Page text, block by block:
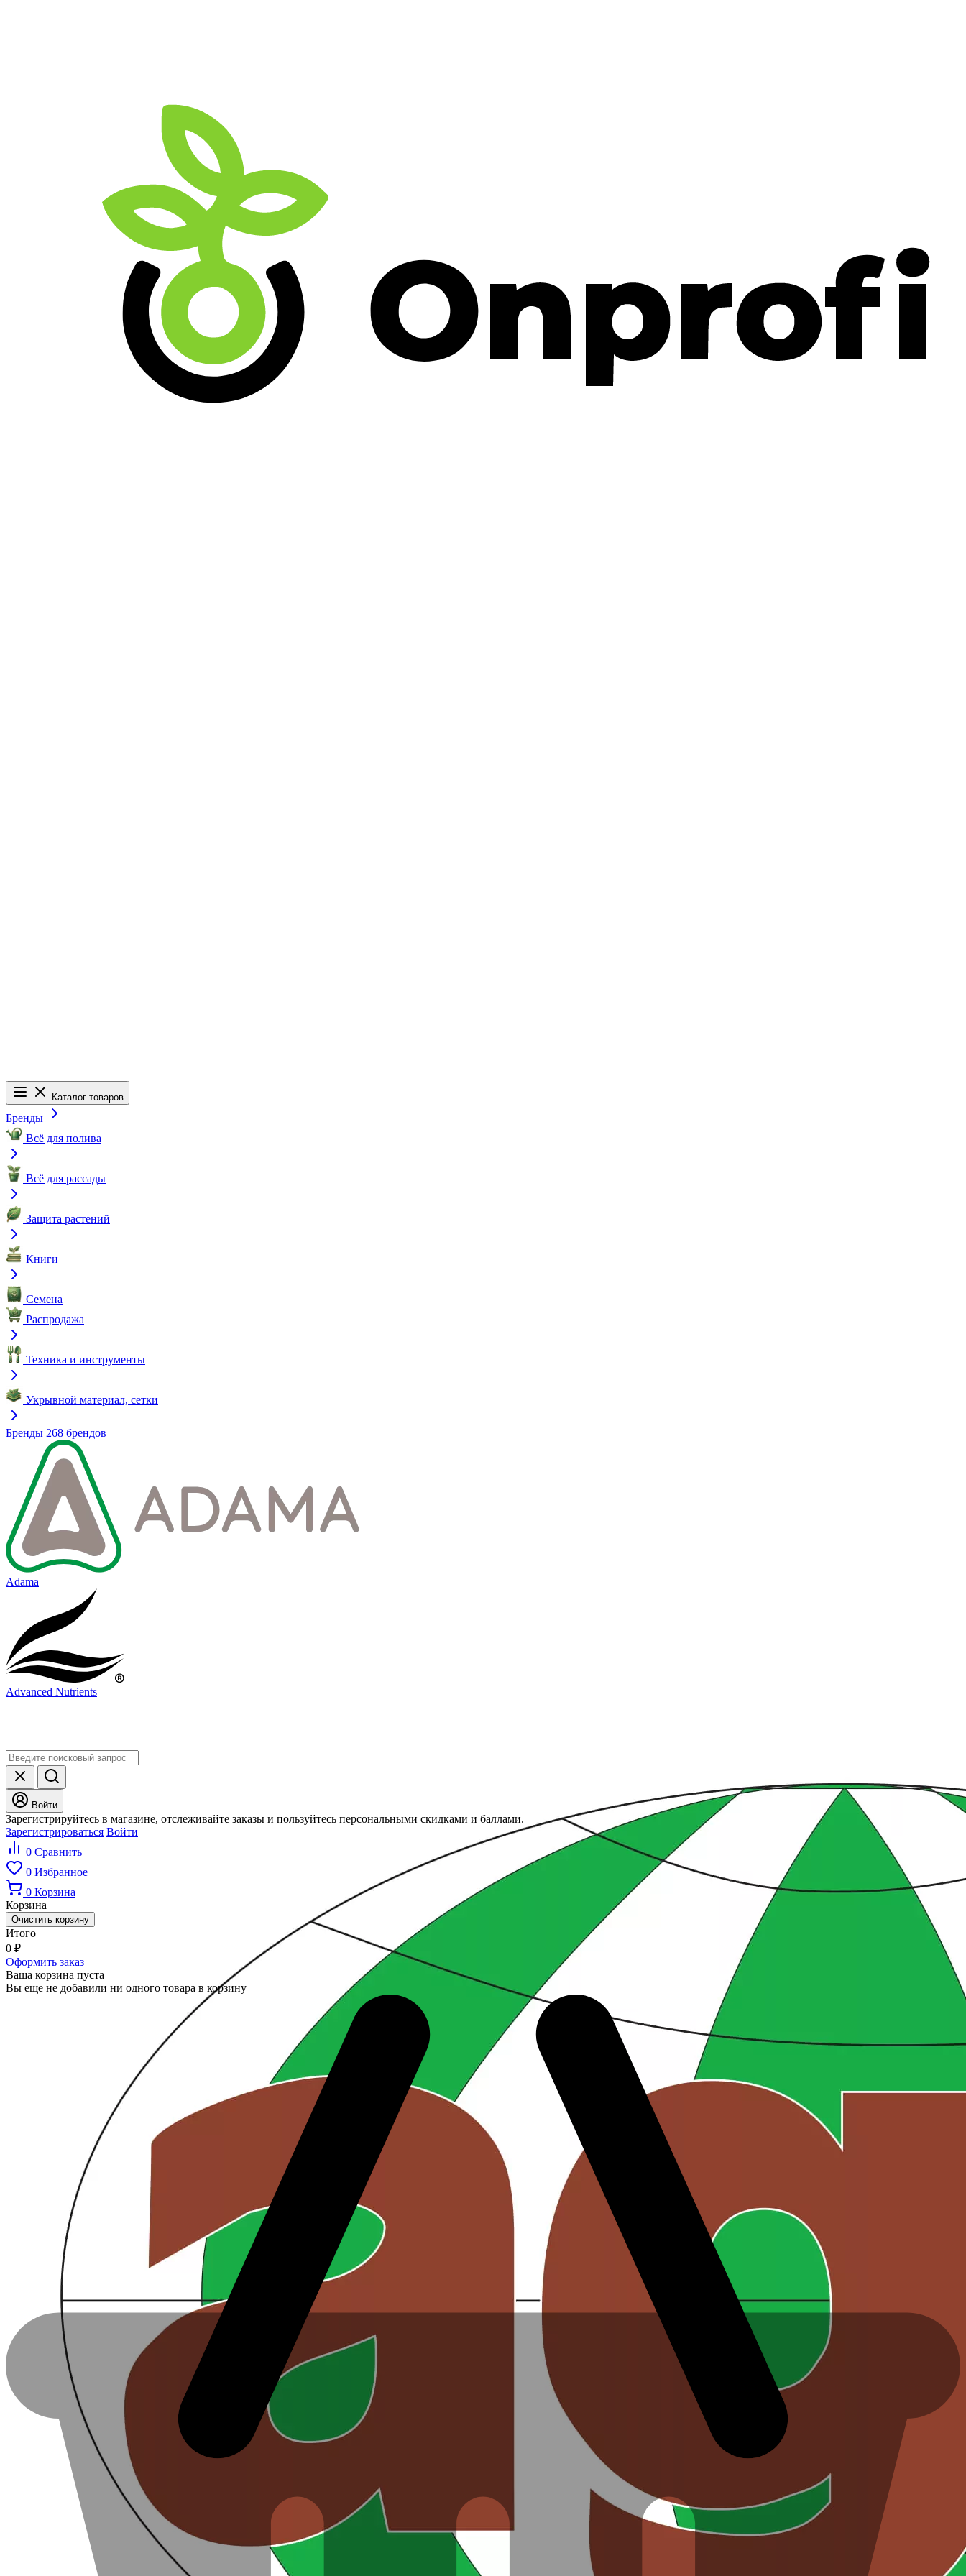
Каталог товаров
Бренды
Всё для полива
Всё для рассады
Защита растений
Книги
Семена
Распродажа
Техника и инструменты
Укрывной материал, сетки
Бренды 268 брендов
Adama
Advanced Nutrients
Войти
Зарегистрируйтесь в магазине, отслеживайте заказы и пользуйтесь персональными скидками и баллами.
Зарегистрироваться Войти
0 Сравнить
0 Избранное
0 Корзина
Корзина
Очистить корзину
Итого
0 ₽
Оформить заказ
Ваша корзина пуста
Вы еще не добавили ни одного товара в корзину